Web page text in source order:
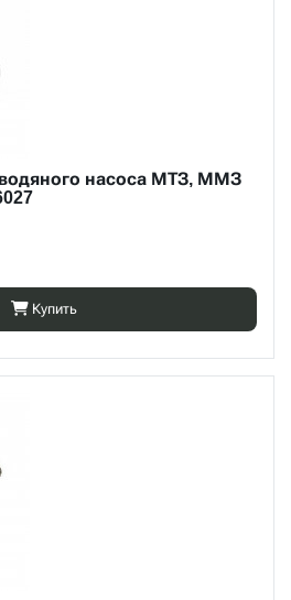
насоса МТЗ, ММЗ
Купить